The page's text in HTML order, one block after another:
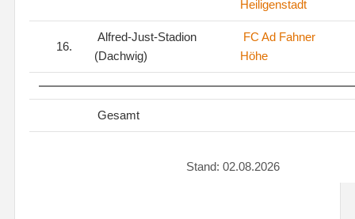
Heiligenstadt
16.
Alfred-Just-Stadion
(Dachwig)
FC Ad Fahner
Höhe
Gesamt
Stand: 02.08.2026